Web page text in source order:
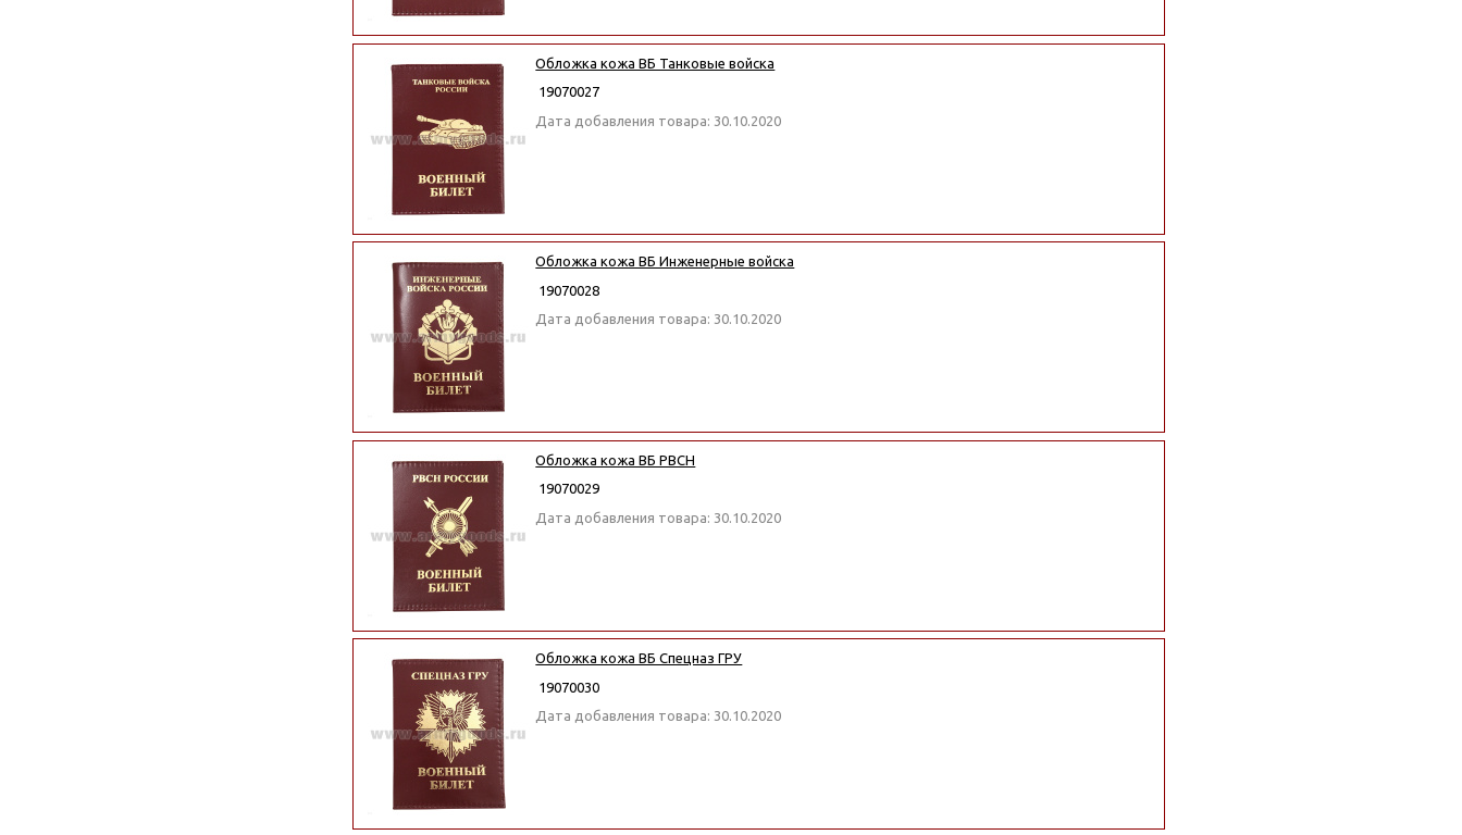
Обложка кожа ВБ Танковые войска
19070027
Дата добавления товара: 30.10.2020
Обложка кожа ВБ Инженерные войска
19070028
Дата добавления товара: 30.10.2020
Обложка кожа ВБ РВСН
19070029
Дата добавления товара: 30.10.2020
Обложка кожа ВБ Спецназ ГРУ
19070030
Дата добавления товара: 30.10.2020